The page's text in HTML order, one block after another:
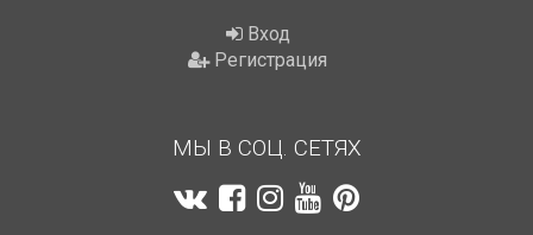
Вход
Регистрация
МЫ В СОЦ. СЕТЯХ